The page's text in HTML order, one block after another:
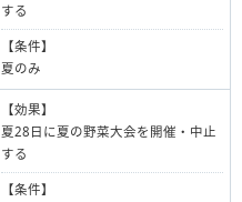
する
【条件】
夏のみ
【効果】
夏28日に夏の野菜大会を開催・中止
する
【条件】